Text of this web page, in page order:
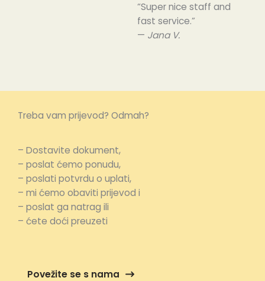
“Super nice staff and
fast service.”
— Jana V.
Treba vam prijevod? Odmah?
– Dostavite dokument,
– poslat ćemo ponudu,
– poslati potvrdu o uplati,
– mi ćemo obaviti prijevod i
– poslat ga natrag ili
– ćete doći preuzeti
Povežite se s nama